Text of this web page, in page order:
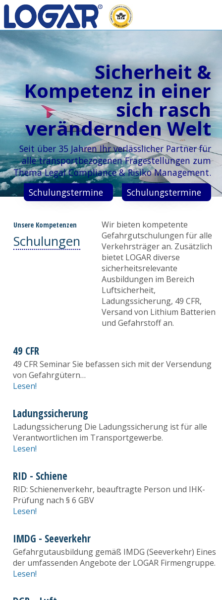
Sicherheit &
Kompetenz in einer
sich rasch
verändernden Welt
Seit über 35 Jahren Ihr verlässlicher Partner für
alle transportbezogenen Fragestellungen zum
Thema Legal Compliance & Risiko Management.
Schulungstermine
Schulungstermine
Unsere Kompetenzen
Schulungen
Wir bieten kompetente
Gefahrgutschulungen für alle
Verkehrsträger an. Zusätzlich
bietet LOGAR diverse
sicherheitsrelevante
Ausbildungen im Bereich
Luftsicherheit,
Ladungssicherung, 49 CFR,
Versand von Lithium Batterien
und Gefahrstoff an.
49 CFR
49 CFR Seminar Sie befassen sich mit der Versendung
von Gefahrgütern…
Lesen!
Ladungssicherung
Ladungssicherung Die Ladungssicherung ist für alle
Verantwortlichen im Transportgewerbe.
Lesen!
RID - Schiene
RID: Schienenverkehr, beauftragte Person und IHK-
Prüfung nach § 6 GBV
Lesen!
IMDG - Seeverkehr
Gefahrgutausbildung gemäß IMDG (Seeverkehr) Eines
der umfassenden Angebote der LOGAR Firmengruppe.
Lesen!